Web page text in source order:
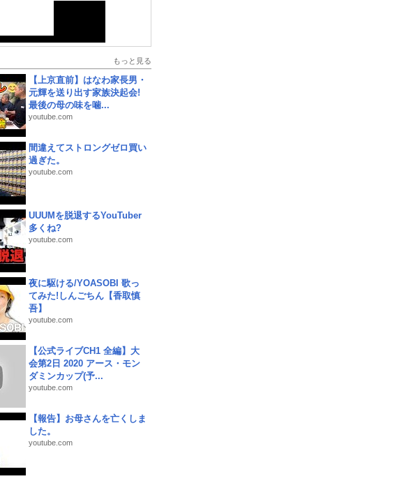
もっと見る
【上京直前】はなわ家長男・
元輝を送り出す家族決起会!
最後の母の味を噛...
youtube.com
間違えてストロングゼロ買い
過ぎた。
youtube.com
UUUMを脱退するYouTuber
多くね?
youtube.com
夜に駆ける/YOASOBI 歌っ
てみた!しんごちん【香取慎
吾】
youtube.com
【公式ライブCH1 全編】大
会第2日 2020 アース・モン
ダミンカップ(予...
youtube.com
【報告】お母さんを亡くしま
した。
youtube.com